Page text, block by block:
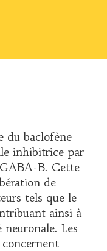
du baclofène
inhibitrice par
B. Cette
de
tels que le
ainsi à
Les